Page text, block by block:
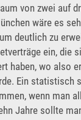
von zwei auf
wäre es
deutlich zu
ein, die
haben, wo also
Ein statistisch
wenn man
Jahre sollte